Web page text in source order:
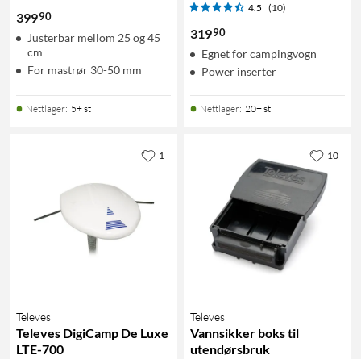
39990
Justerbar mellom 25 og 45
cm
For mastrør 30-50 mm
Nettlager: 5+ st
4.5 (10)
31990
Egnet for campingvogn
Power inserter
Nettlager: 20+ st
Televes
Televes DigiCamp De Luxe
LTE-700
1
Televes
Vannsikker boks til
utendørsbruk
10